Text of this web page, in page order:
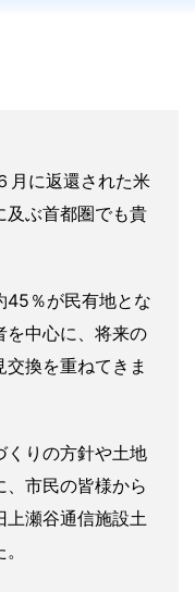
月に返還された米
ぶ首都圏でも貴
45％が民有地とな
を中心に、将来の
換を重ねてきま
くりの方針や土地
市民の皆様から
上瀬谷通信施設土